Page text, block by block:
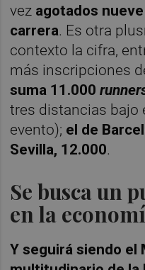
vez agotados
carrera. Es otra
contexto la cifra,
más inscripciones
suma 11.000
tres distancias bajo
evento); el de
Sevilla, 12.000.
Se busca un
en la
Y seguirá siendo el